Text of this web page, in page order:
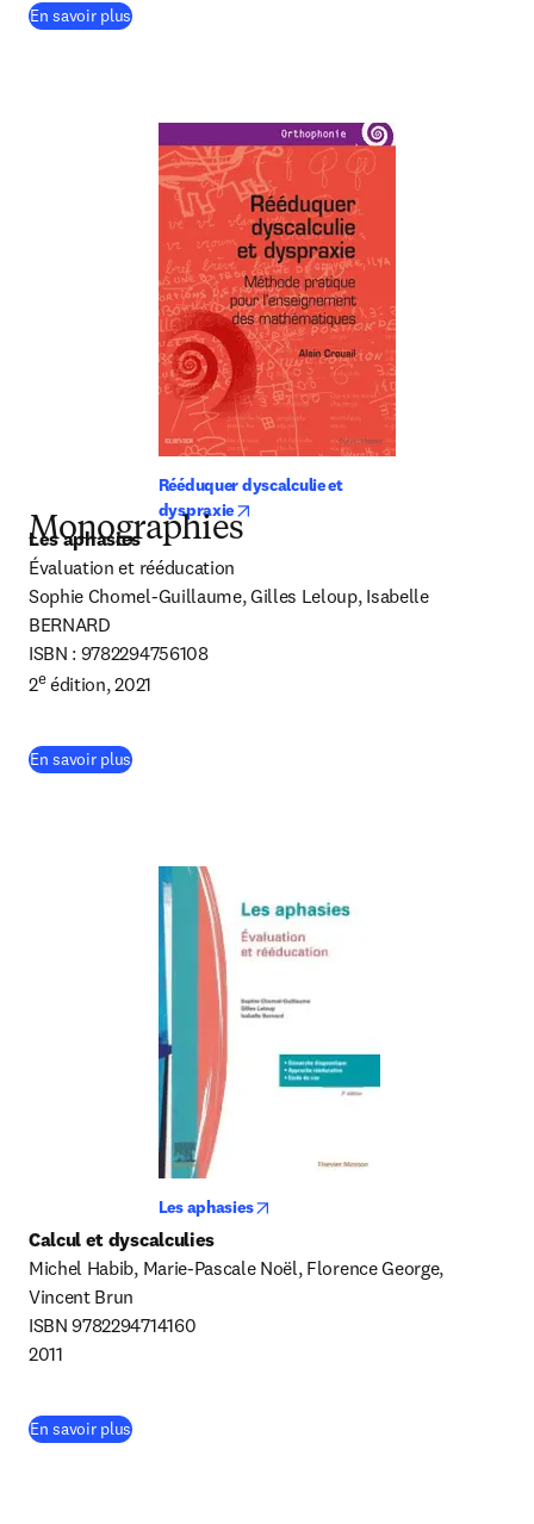
En savoir plus(
Rééduquer dyscalculie et
dyspraxie
Monographies
Les aphasies
Évaluation et rééducation
Sophie Chomel-Guillaume, Gilles Leloup, Isabelle
BERNARD
ISBN : 9782294756108
2e édition, 2021
En savoir plus(
Les aphasies
Calcul et dyscalculies
Michel Habib, Marie-Pascale Noël, Florence George,
Vincent Brun
ISBN 9782294714160
2011
En savoir plus(